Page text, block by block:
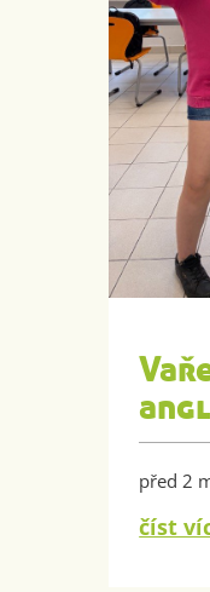
před 2
číst